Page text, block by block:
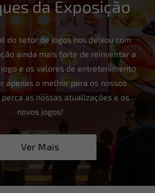
da Exposição
do setor de jogos nos deixou com
ainda mais forte de reinventar a
e os valores de entretenimento
apenas o melhor para os nossos
as nossas atualizações e os
novos jogos!
Ver Mais